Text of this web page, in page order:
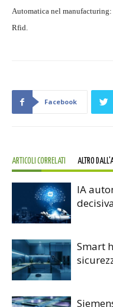
Automatica nel
Rfid.
Facebook
ARTICOLI CORRELATI ALTRO
IA
Smart